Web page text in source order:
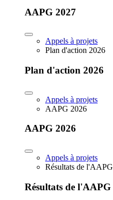
AAPG 2027
Appels à projets
Plan d'action 2026
Plan d'action 2026
Appels à projets
AAPG 2026
AAPG 2026
Appels à projets
Résultats de l'AAPG
Résultats de l'AAPG